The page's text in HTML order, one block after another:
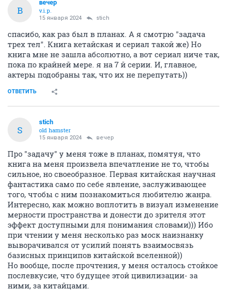
В
вечер
v.i.p.
15 января 2024 stich
спасибо, как раз был в планах. А я смотрю "задача
трех тел". Книга кетайская и сериал такой же) Но
книга мне не зашла абсолютно, а вот сериал ниче так,
пока по крайней мере. я на 7 й серии. И, главное,
актеры подобраны так, что их не перепутать))
ОТВЕТИТЬ
S
stich
old hamster
15 января 2024 вечер
Про "задачу" у меня тоже в планах, помятуя, что
книга на меня произвела впечатление не то, чтобы
сильное, но своеобразное. Первая китайская научная
фантастика само по себе явление, заслуживающее
того, чтобы с ним познакомиться любителю жанра.
Интересно, как можно воплотить в визуал изменение
мерности пространства и донести до зрителя этот
эффект доступными для понимания словами))) Ибо
при чтении у меня несколько раз моск наизнанку
выворачивался от усилий понять взаимосвязь
базисных принципов китайской вселенной))
Но вообще, после прочтения, у меня осталось стойкое
послевкусие, что будущее этой цивилизации- за
ними, за китайцами.